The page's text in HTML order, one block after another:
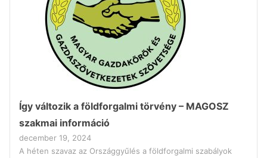
Így változik a földforgalmi törvény – MAGOSZ
szakmai információ
december 19, 2024
A héten szavaz az Országgyűlés a földforgalmi szabályok